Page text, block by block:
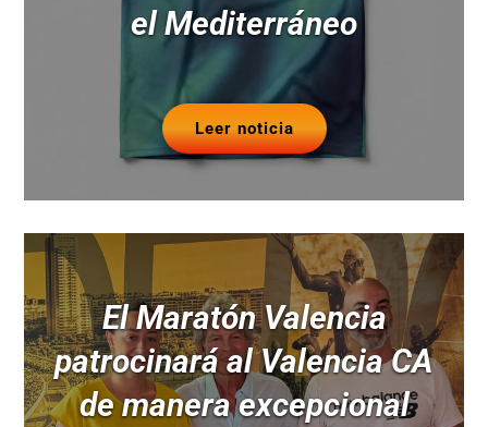
el Mediterráneo
Leer noticia
El Maratón Valencia
patrocinará al Valencia CA
de manera excepcional